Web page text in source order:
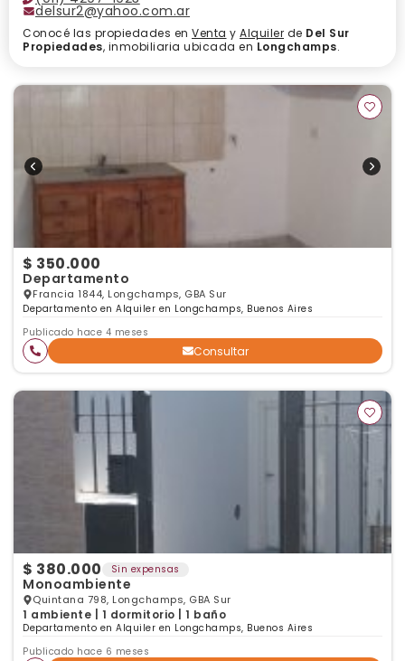
delsur2@yahoo.com.ar
Conocé las propiedades en Venta y Alquiler de Del Sur
Propiedades, inmobiliaria ubicada en Longchamps.
$ 350.000
Departamento
Francia 1844, Longchamps, GBA Sur
Departamento en Alquiler en Longchamps, Buenos Aires
Publicado hace 4 meses
Consultar
$ 380.000 Sin expensas
Monoambiente
Quintana 798, Longchamps, GBA Sur
1 ambiente | 1 dormitorio | 1 baño
Departamento en Alquiler en Longchamps, Buenos Aires
Publicado hace 6 meses